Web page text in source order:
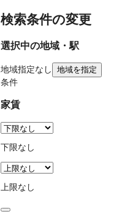
検索条件の変更
選択中の地域・駅
地域指定なし 地域を指定
条件
家賃
下限なし
上限なし